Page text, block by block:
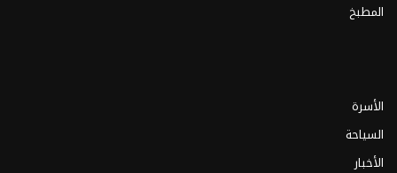
المطبخ
الأسرة
السياحة
الأخبار